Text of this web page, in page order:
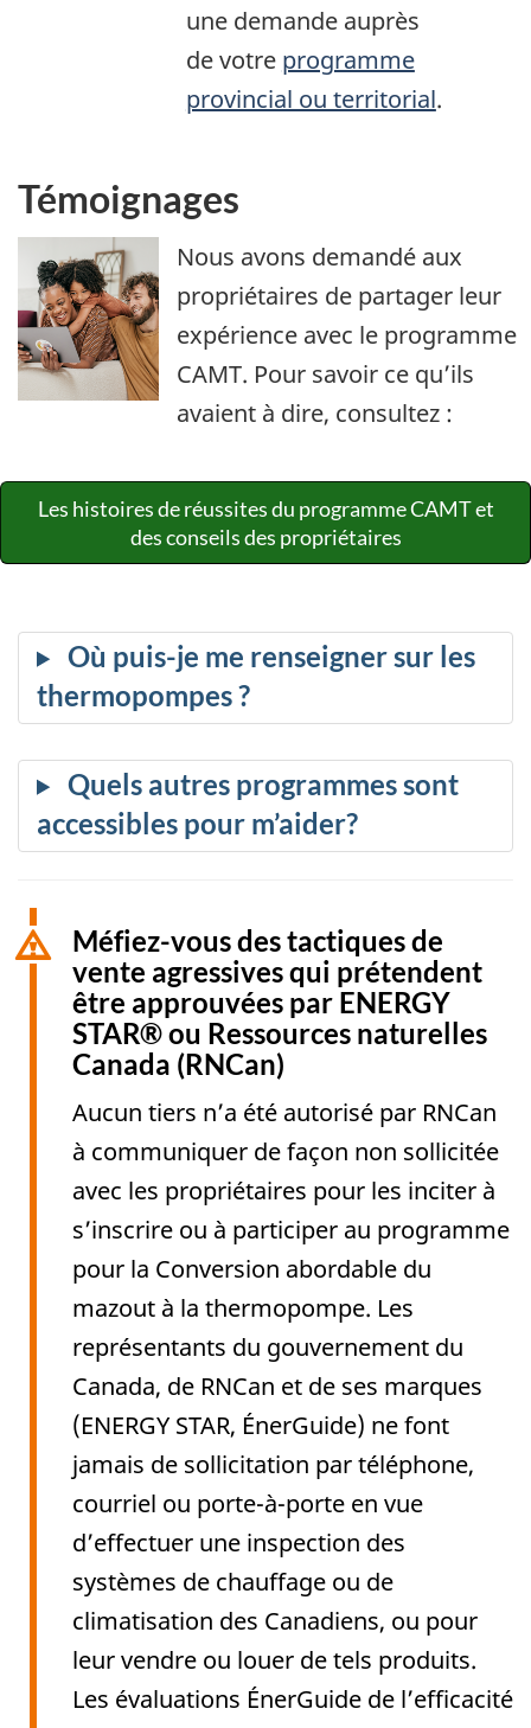
une demande auprès
de votre programme
provincial ou territorial.
Témoignages
Nous avons demandé aux
propriétaires de partager leur
expérience avec le programme
CAMT. Pour savoir ce qu’ils
avaient à dire, consultez :
Les histoires de réussites du programme CAMT et
des conseils des propriétaires
Méfiez-vous des tactiques de
vente agressives qui prétendent
être approuvées par ENERGY
STAR® ou Ressources naturelles
Canada (RNCan)
Aucun tiers n’a été autorisé par RNCan
à communiquer de façon non sollicitée
avec les propriétaires pour les inciter à
s’inscrire ou à participer au programme
pour la Conversion abordable du
mazout à la thermopompe. Les
représentants du gouvernement du
Canada, de RNCan et de ses marques
(ENERGY STAR, ÉnerGuide) ne font
jamais de sollicitation par téléphone,
courriel ou porte-à-porte en vue
d’effectuer une inspection des
systèmes de chauffage ou de
climatisation des Canadiens, ou pour
leur vendre ou louer de tels produits.
Les évaluations ÉnerGuide de l’efficacité